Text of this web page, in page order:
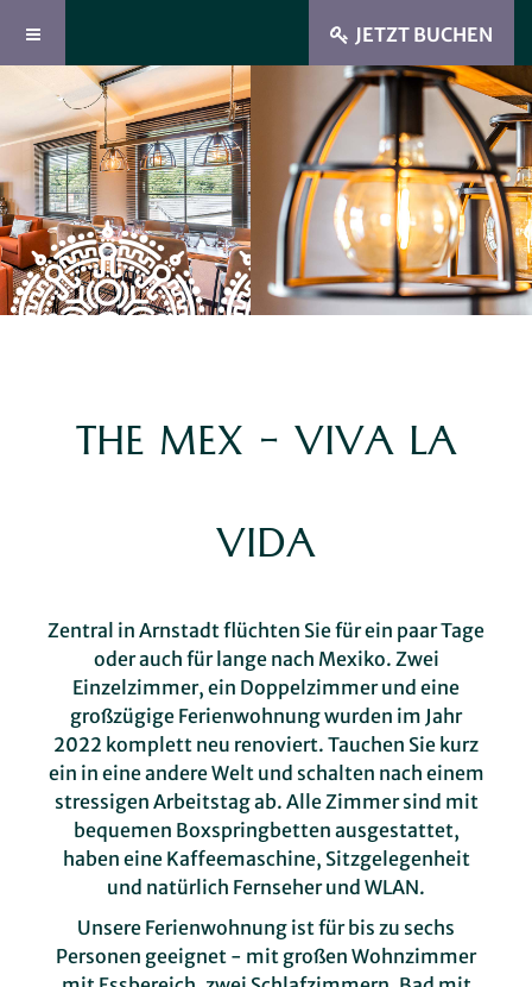
JETZT BUCHEN
THE MEX - VIVA LA
VIDA
Zentral in Arnstadt flüchten Sie für ein paar Tage
oder auch für lange nach Mexiko. Zwei
Einzelzimmer, ein Doppelzimmer und eine
großzügige Ferienwohnung wurden im Jahr
2022 komplett neu renoviert. Tauchen Sie kurz
ein in eine andere Welt und schalten nach einem
stressigen Arbeitstag ab. Alle Zimmer sind mit
bequemen Boxspringbetten ausgestattet,
haben eine Kaffeemaschine, Sitzgelegenheit
und natürlich Fernseher und WLAN.
Unsere Ferienwohnung ist für bis zu sechs
Personen geeignet - mit großen Wohnzimmer